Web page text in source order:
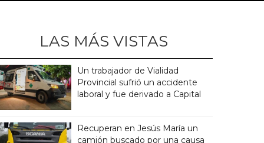
LAS MÁS VISTAS
Un trabajador de Vialidad
Provincial sufrió un accidente
laboral y fue derivado a Capital
Recuperan en Jesús María un
camión buscado por una causa